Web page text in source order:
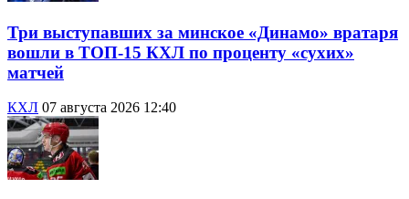
Три выступавших за минское «Динамо» вратаря
вошли в ТОП-15 КХЛ по проценту «сухих»
матчей
КХЛ 07 августа 2026 12:40